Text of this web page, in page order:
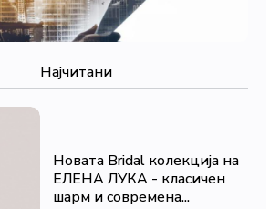
Најчитани
Новата Bridal колекција на
ЕЛЕНА ЛУКА - класичен
шарм и современа...